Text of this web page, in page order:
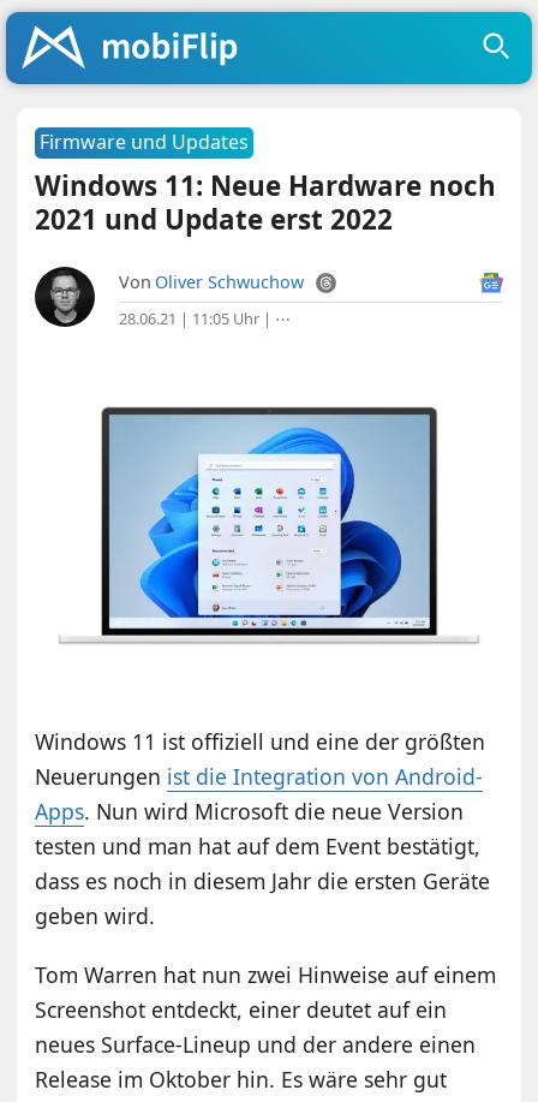
Firmware und Updates
Windows 11: Neue Hardware noch
2021 und Update erst 2022
Von Oliver Schwuchow
28.06.21 | 11:05 Uhr | ⋯
Windows 11 ist offiziell und eine der größten
Neuerungen ist die Integration von Android-
Apps. Nun wird Microsoft die neue Version
testen und man hat auf dem Event bestätigt,
dass es noch in diesem Jahr die ersten Geräte
geben wird.
Tom Warren hat nun zwei Hinweise auf einem
Screenshot entdeckt, einer deutet auf ein
neues Surface-Lineup und der andere einen
Release im Oktober hin. Es wäre sehr gut